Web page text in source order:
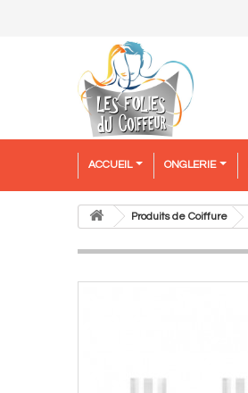
ACCUEIL ONGLERIE
Produits de Coiffure